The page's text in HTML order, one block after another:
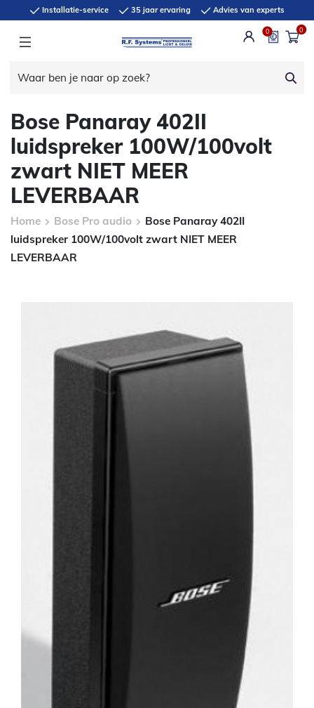
Installatie-service 35 jaar ervaring Advies van experts
0 0
Bose Panaray 402II
luidspreker 100W/100volt
zwart NIET MEER
LEVERBAAR
Home Bose Pro audio
Bose Panaray 402II
luidspreker 100W/100volt zwart NIET MEER
LEVERBAAR